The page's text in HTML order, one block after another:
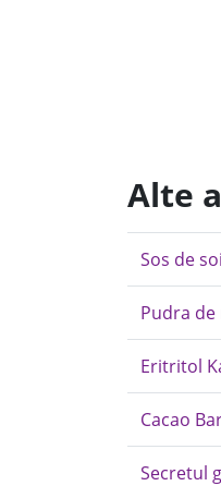
Alte
Sos de
Pudra de
Eritritol
Cacao
Secretul